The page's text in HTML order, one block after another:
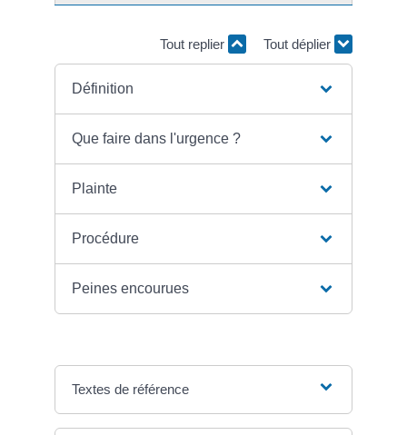
Tout replier Tout déplier
Définition
Que faire dans l'urgence ?
Plainte
Procédure
Peines encourues
Textes de référence